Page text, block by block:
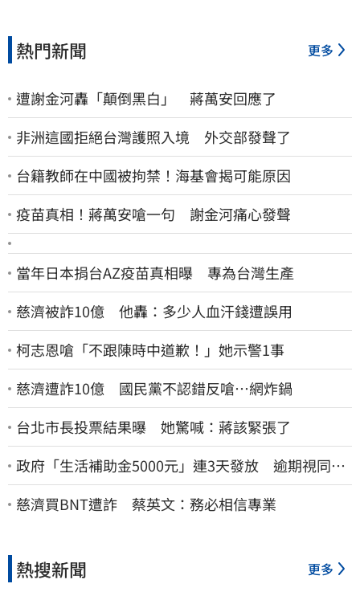
熱門新聞 更多
遭謝金河轟「顛倒黑白」 蔣萬安回應了
非洲這國拒絕台灣護照入境 外交部發聲了
台籍教師在中國被拘禁！海基會揭可能原因
疫苗真相！蔣萬安嗆一句 謝金河痛心發聲
當年日本捐台AZ疫苗真相曝 專為台灣生產
慈濟被詐10億 他轟：多少人血汗錢遭誤用
柯志恩嗆「不跟陳時中道歉！」她示警1事
慈濟遭詐10億 國民黨不認錯反嗆⋯網炸鍋
台北市長投票結果曝 她驚喊：蔣該緊張了
政府「生活補助金5000元」連3天發放 逾期視同放
棄
慈濟買BNT遭詐 蔡英文：務必相信專業
熱搜新聞 更多